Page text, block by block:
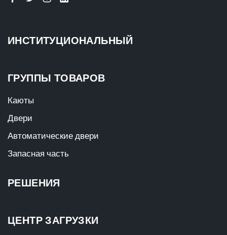
ИНСТИТУЦИОНАЛЬНЫЙ
ГРУППЫ ТОВАРОВ
Каюты
Двери
Автоматические двери
Запасная часть
РЕШЕНИЯ
ЦЕНТР ЗАГРУЗКИ